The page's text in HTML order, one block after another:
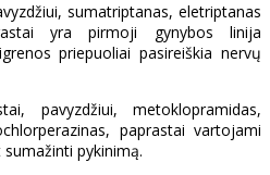
sumatriptanas, eletriptanas
yra pirmoji gynybos linija
priepuoliai pasireiškia nervų
pavyzdžiui, metoklopramidas,
paprastai vartojami
pykinimą.